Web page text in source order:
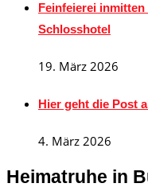
Feinfeierei
Schlosshotel
19. März 2026
Hier geht die Post
4. März 2026
Heimatruhe in